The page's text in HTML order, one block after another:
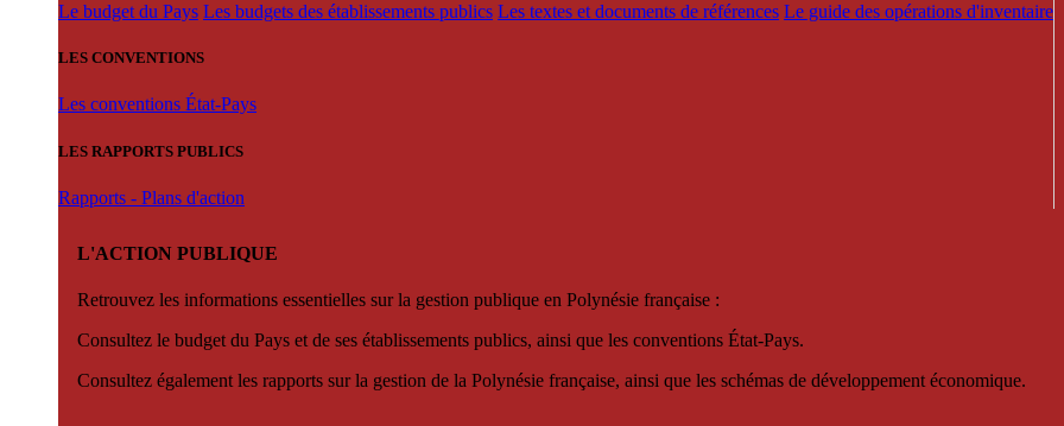
Le budget du Pays Les budgets des établissements publics Les textes et documents de références Le guide des opérations d'inventaire
LES CONVENTIONS
Les conventions État-Pays
LES RAPPORTS PUBLICS
Rapports - Plans d'action
L'ACTION PUBLIQUE
Retrouvez les informations essentielles sur la gestion publique en Polynésie française :
Consultez le budget du Pays et de ses établissements publics, ainsi que les conventions État-Pays.
Consultez également les rapports sur la gestion de la Polynésie française, ainsi que les schémas de développement économique.